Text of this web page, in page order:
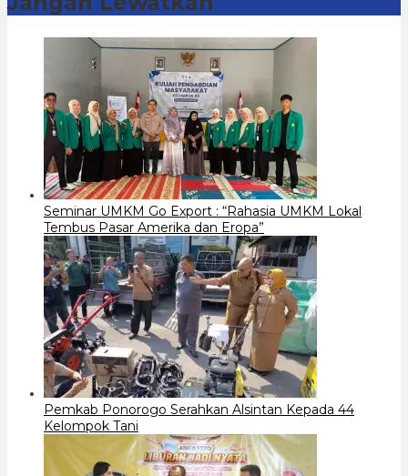
Seminar UMKM Go Export : “Rahasia UMKM Lokal
Tembus Pasar Amerika dan Eropa”
Pemkab Ponorogo Serahkan Alsintan Kepada 44
Kelompok Tani